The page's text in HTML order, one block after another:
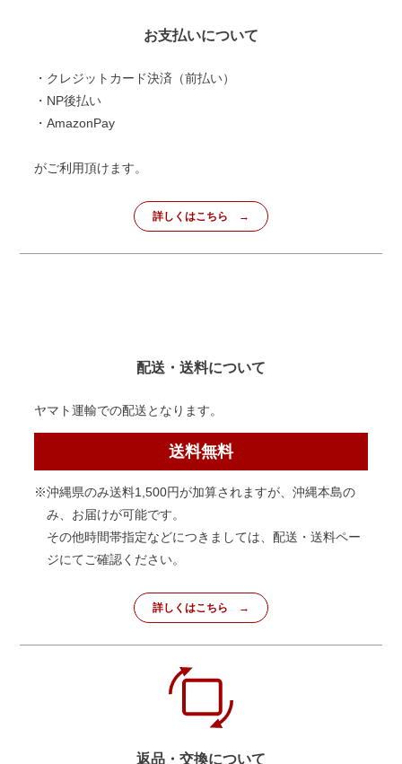
お支払いについて
・クレジットカード決済（前払い）
・NP後払い
・AmazonPay
がご利用頂けます。
詳しくはこちら
配送・送料について
ヤマト運輸での配送となります。
送料無料
※沖縄県のみ送料1,500円が加算されますが、沖縄本島の
み、お届けが可能です。
その他時間帯指定などにつきましては、配送・送料ペー
ジにてご確認ください。
詳しくはこちら
返品・交換について